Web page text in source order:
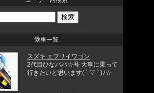
愛車一覧
スズキ エブリイワゴン
2代目ひなパパ☆号 大事に乗って
行きたいと思います( ´ ▽ ` )ﾉ☆